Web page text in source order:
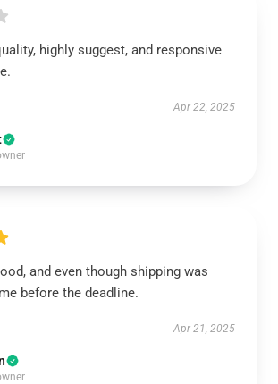
highly suggest, and responsive
Apr 22, 2025
and even though shipping was
before the deadline.
Apr 21, 2025